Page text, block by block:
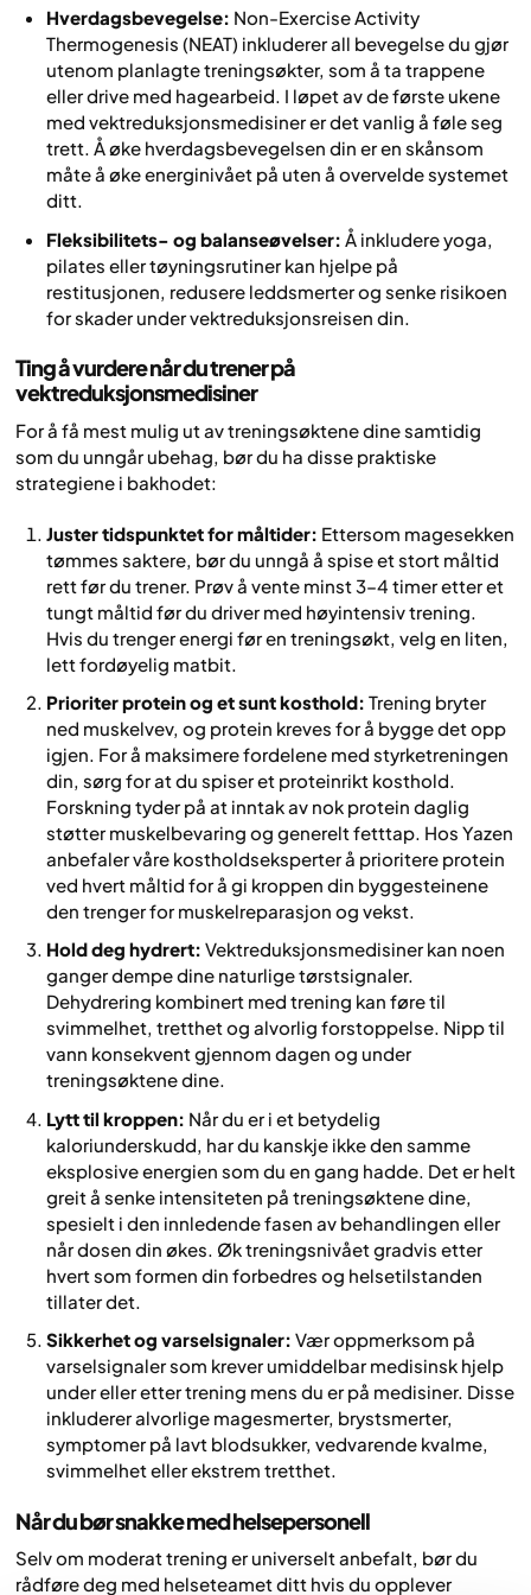
Hverdagsbevegelse: Non-Exercise Activity
Thermogenesis (NEAT) inkluderer all bevegelse du gjør
utenom planlagte treningsøkter, som å ta trappene
eller drive med hagearbeid. I løpet av de første ukene
med vektreduksjonsmedisiner er det vanlig å føle seg
trett. Å øke hverdagsbevegelsen din er en skånsom
måte å øke energinivået på uten å overvelde systemet
ditt.
Fleksibilitets- og balanseøvelser: Å inkludere yoga,
pilates eller tøyningsrutiner kan hjelpe på
restitusjonen, redusere leddsmerter og senke risikoen
for skader under vektreduksjonsreisen din.
Ting å vurdere når du trener på
vektreduksjonsmedisiner
For å få mest mulig ut av treningsøktene dine samtidig
som du unngår ubehag, bør du ha disse praktiske
strategiene i bakhodet:
Juster tidspunktet for måltider: Ettersom magesekken
tømmes saktere, bør du unngå å spise et stort måltid
rett før du trener. Prøv å vente minst 3–4 timer etter et
tungt måltid før du driver med høyintensiv trening.
Hvis du trenger energi før en treningsøkt, velg en liten,
lett fordøyelig matbit.
Prioriter protein og et sunt kosthold: Trening bryter
ned muskelvev, og protein kreves for å bygge det opp
igjen. For å maksimere fordelene med styrketreningen
din, sørg for at du spiser et proteinrikt kosthold.
Forskning tyder på at inntak av nok protein daglig
støtter muskelbevaring og generelt fetttap. Hos Yazen
anbefaler våre kostholdseksperter å prioritere protein
ved hvert måltid for å gi kroppen din byggesteinene
den trenger for muskelreparasjon og vekst.
Hold deg hydrert: Vektreduksjonsmedisiner kan noen
ganger dempe dine naturlige tørstsignaler.
Dehydrering kombinert med trening kan føre til
svimmelhet, tretthet og alvorlig forstoppelse. Nipp til
vann konsekvent gjennom dagen og under
treningsøktene dine.
Lytt til kroppen: Når du er i et betydelig
kaloriunderskudd, har du kanskje ikke den samme
eksplosive energien som du en gang hadde. Det er helt
greit å senke intensiteten på treningsøktene dine,
spesielt i den innledende fasen av behandlingen eller
når dosen din økes. Øk treningsnivået gradvis etter
hvert som formen din forbedres og helsetilstanden
tillater det.
Sikkerhet og varselsignaler: Vær oppmerksom på
varselsignaler som krever umiddelbar medisinsk hjelp
under eller etter trening mens du er på medisiner. Disse
inkluderer alvorlige magesmerter, brystsmerter,
symptomer på lavt blodsukker, vedvarende kvalme,
svimmelhet eller ekstrem tretthet.
Når du bør snakke med helsepersonell
Selv om moderat trening er universelt anbefalt, bør du
rådføre deg med helseteamet ditt hvis du opplever